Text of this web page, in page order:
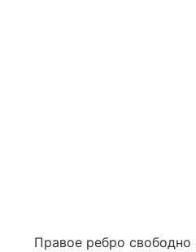
Правое ребро свободно